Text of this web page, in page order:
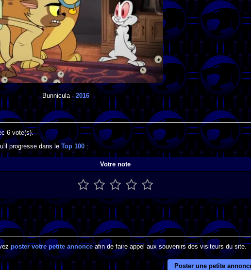
Bunnicula-2016
6 vote(s).
progresse dans leTop 100 :
Votre note
poster votre petite annonceafin de faire appel aux souvenirs des visiteurs du site.
Poster une petite